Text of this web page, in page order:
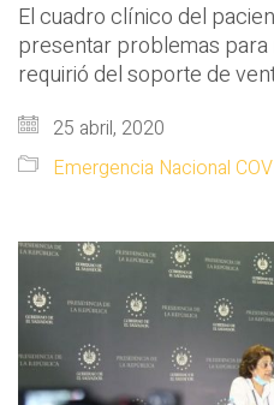
El cuadro clínico del
presentar problemas
requirió del soporte de
25 abril, 2020
Emergencia Nacional